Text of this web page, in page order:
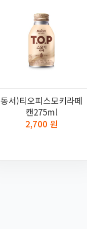
동서)티오피스모키라떼
캔275ml
2,700 원